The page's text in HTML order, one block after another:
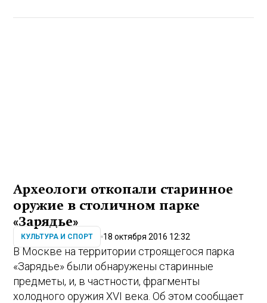
Археологи откопали старинное
оружие в столичном парке
«Зарядье»
КУЛЬТУРА И СПОРТ 18 октября 2016 12:32
В Москве на территории строящегося парка
«Зарядье» были обнаружены старинные
предметы, и, в частности, фрагменты
холодного оружия XVI века. Об этом сообщает